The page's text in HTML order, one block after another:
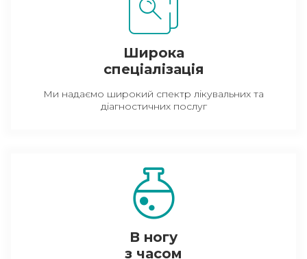
Широка
спеціалізація
Ми надаємо широкий спектр лікувальних та
діагностичних послуг
В ногу
з часом